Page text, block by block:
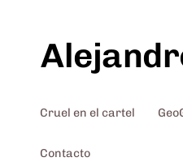
Cruel en el cartel
Contacto